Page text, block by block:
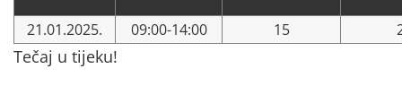
21.01.2025. 09:00-14:00 15
Tečaj u tijeku!